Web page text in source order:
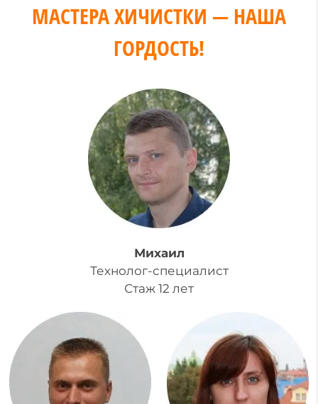
МАСТЕРА ХИЧИСТКИ — НАША
ГОРДОСТЬ!
Михаил
Технолог-специалист
Стаж 12 лет